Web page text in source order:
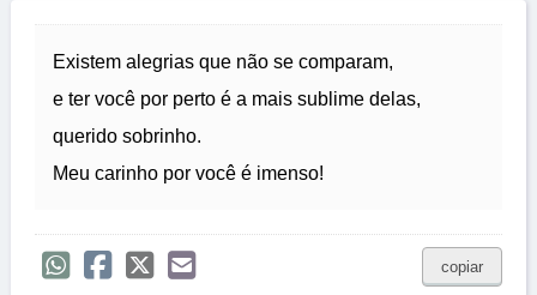
Existem alegrias que não se comparam,
e ter você por perto é a mais sublime delas,
querido sobrinho.
Meu carinho por você é imenso!
copiar